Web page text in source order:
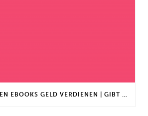
MIT KOSTENLOSEN EBOOKS GELD VERDIENEN | GIBT ES EINEN MAXIMALEN ANLAGEBETRAG?